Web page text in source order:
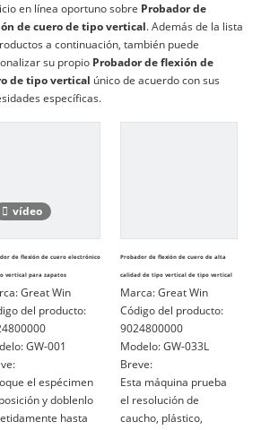
en línea oportuno sobre Probador de
de cuero de tipo vertical. Además de la lista
a continuación, también puede
su propio Probador de flexión de
de tipo vertical único de acuerdo con sus
específicas.
vídeo
de flexión de cuero electrónico
vertical para zapatos
Great Win
del producto:
GW-001
el espécimen
y doblenlo
hasta
Probador de flexión de cuero de alta
calidad de tipo vertical de tipo vertical
Marca:Great Win
Código del producto:
9024800000
Modelo:GW-033L
Breve:
Esta máquina prueba
el resolución de
caucho, plástico,